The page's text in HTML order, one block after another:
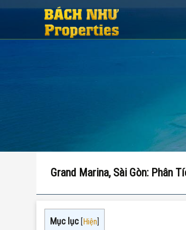
Grand Marina, Sài Gòn: Phân
Mục lục [Hiện]